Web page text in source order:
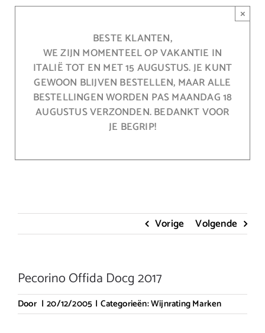
BESTE KLANTEN,
WE ZIJN MOMENTEEL OP VAKANTIE IN
ITALIË TOT EN MET 15 AUGUSTUS. JE KUNT
GEWOON BLIJVEN BESTELLEN, MAAR ALLE
BESTELLINGEN WORDEN PAS MAANDAG 18
AUGUSTUS VERZONDEN. BEDANKT VOOR
JE BEGRIP!
×
Vorige Volgende
Pecorino Offida Docg 2017
Door | 20/12/2005 | Categorieën:Wijnrating Marken